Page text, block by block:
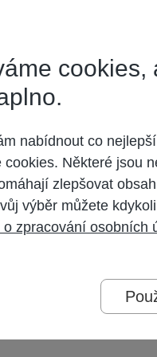
vysíláno. Takže bychom
možné v HD nabízet, nakolik
cookies,
nabídnout co
cookies. Některé jsou
zlepšovat
výběr můžete
o zpracování osobních